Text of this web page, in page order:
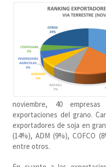
noviembre, 40
exportaciones del grano.
exportadores de soja en
(14%), ADM (9%), COFCO
entre otros.